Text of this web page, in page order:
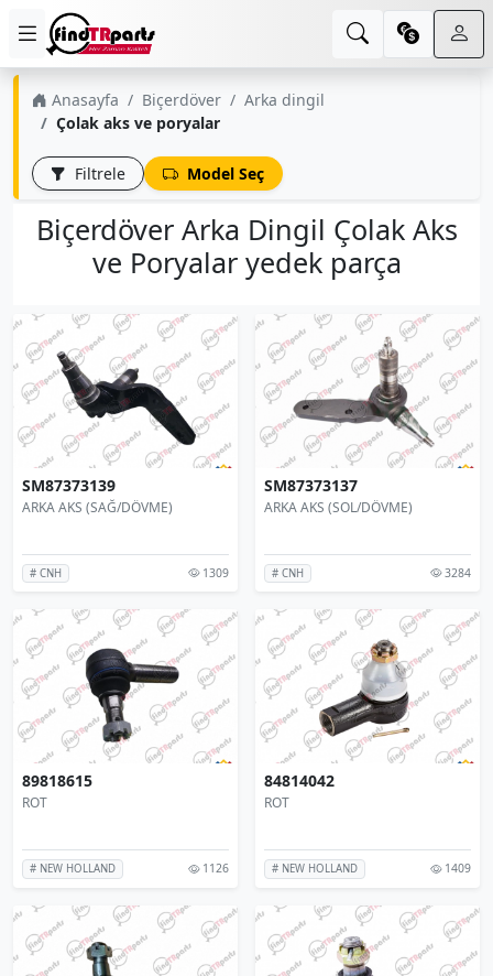
Anasayfa Biçerdöver
Arka dingil
Çolak aks ve poryalar
Filtrele Model Seç
Biçerdöver Arka Dingil Çolak Aks
ve Poryalar yedek parça
SM87373139
ARKA AKS (SAĞ/DÖVME)
# CNH 1309
SM87373137
ARKA AKS (SOL/DÖVME)
# CNH 3284
89818615
ROT
# NEW HOLLAND 1126
84814042
ROT
# NEW HOLLAND 1409